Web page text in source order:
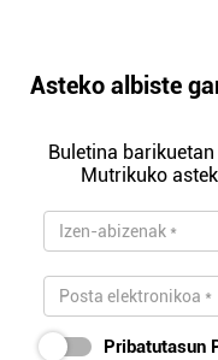
Asteko albiste
Buletina
Mutrikuko
Pribatutasun